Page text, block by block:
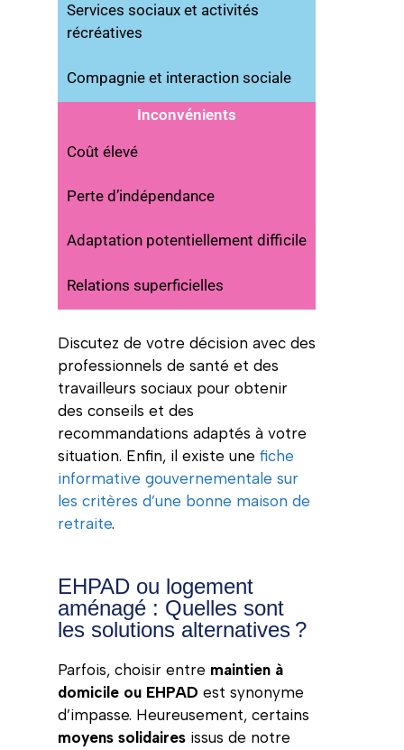
Services sociaux et activités
récréatives
Compagnie et interaction sociale
Inconvénients
Coût élevé
Perte d’indépendance
Adaptation potentiellement difficile
Relations superficielles
Discutez de votre décision avec des
professionnels de santé et des
travailleurs sociaux pour obtenir
des conseils et des
recommandations adaptés à votre
situation. Enfin, il existe une fiche
informative gouvernementale sur
les critères d’une bonne maison de
retraite.
EHPAD ou logement
aménagé : Quelles sont
les solutions alternatives ?
Parfois, choisir entre maintien à
domicile ou EHPAD est synonyme
d’impasse. Heureusement, certains
moyens solidairesissus de notre